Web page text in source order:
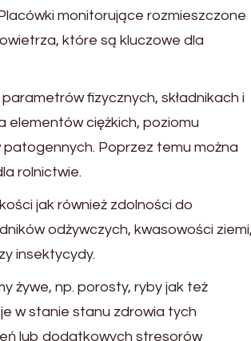
monitorujące rozmieszczone
które są kluczowe dla
fizycznych, składnikach i
elementów ciężkich, poziomu
Poprzez temu można
rolnictwie.
jak również zdolności do
odżywczych, kwasowości ziemi,
insektycydy.
żywe, np. porosty, ryby jak też
w stanie stanu zdrowia tych
lub dodatkowych stresorów